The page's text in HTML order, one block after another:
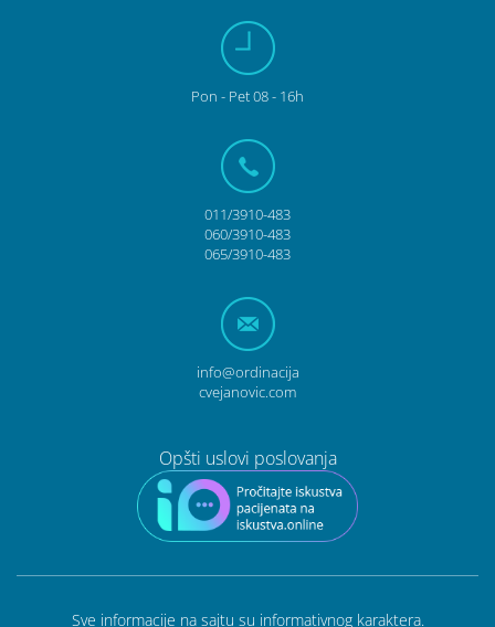
Pon - Pet08 - 16h
011/3910-483
060/3910-483
065/3910-483
info@ordinacija
cvejanovic.com
Opšti uslovi poslovanja
Sve informacije na sajtu su informativnog karaktera.